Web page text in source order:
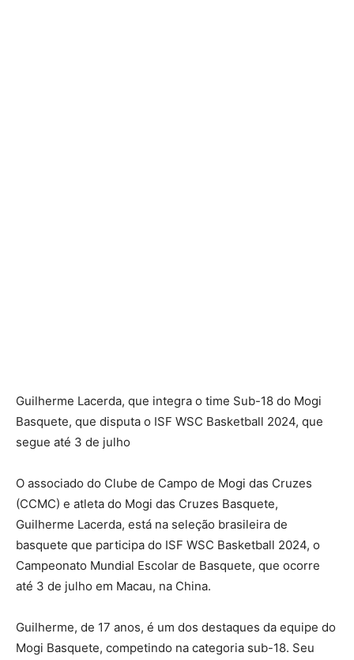
Guilherme Lacerda, que integra o time Sub-18 do Mogi
Basquete, que disputa o ISF WSC Basketball 2024, que
segue até 3 de julho
O associado do Clube de Campo de Mogi das Cruzes
(CCMC) e atleta do Mogi das Cruzes Basquete,
Guilherme Lacerda, está na seleção brasileira de
basquete que participa do ISF WSC Basketball 2024, o
Campeonato Mundial Escolar de Basquete, que ocorre
até 3 de julho em Macau, na China.
Guilherme, de 17 anos, é um dos destaques da equipe do
Mogi Basquete, competindo na categoria sub-18. Seu